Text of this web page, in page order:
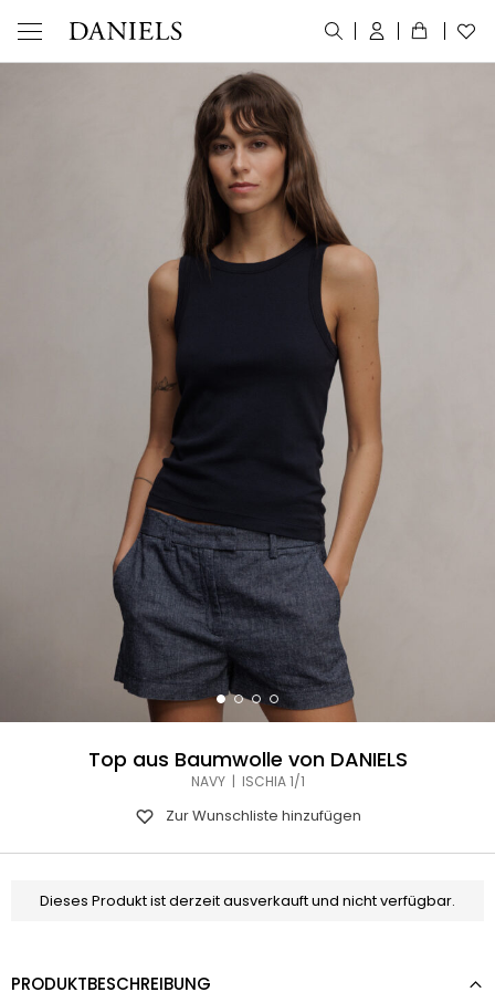
Top aus Baumwolle von DANIELS
NAVY | ISCHIA 1/1
Zur Wunschliste hinzufügen
Dieses Produkt ist derzeit ausverkauft und nicht verfügbar.
PRODUKTBESCHREIBUNG